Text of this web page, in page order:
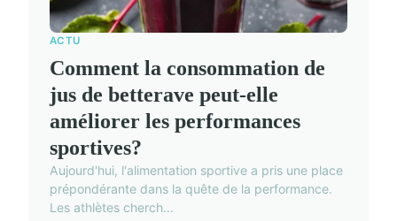
ACTU
Comment la consommation de
jus de betterave peut-elle
améliorer les performances
sportives?
Aujourd'hui, l'alimentation sportive a pris une place
prépondérante dans la quête de la performance.
Les athlètes cherch...